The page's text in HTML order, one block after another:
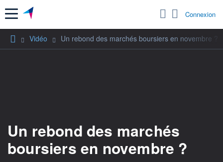
Menu Connexion
Vidéo Un rebond des marchés boursiers en novembre ?
Un rebond des marchés
boursiers en novembre ?